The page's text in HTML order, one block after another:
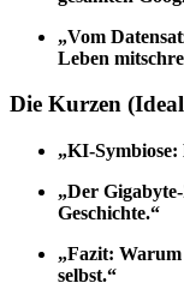
„Vom
Leben
Die Kurzen
„KI-
„Der
Geschichte.“
„Fazit:
selbst.“